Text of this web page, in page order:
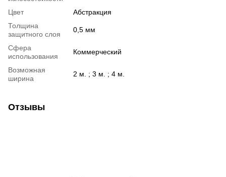
Цвет
Абстракция
Толщина
защитного слоя
0,5 мм
Сфера
использования
Коммерческий
Возможная
ширина
2 м. ; 3 м. ; 4 м.
Отзывы